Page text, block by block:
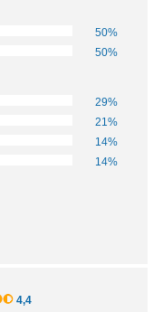
50%
50%
29%
21%
14%
14%
4,4